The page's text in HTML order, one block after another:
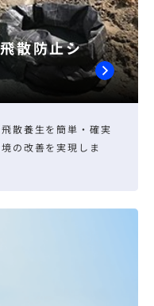
散防止シ
散養生を簡単・確実
の改善を実現しま